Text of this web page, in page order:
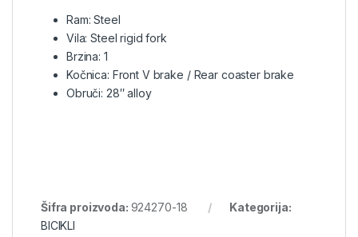
Ram: Steel
Vila: Steel rigid fork
Brzina: 1
Kočnica: Front V brake / Rear coaster brake
Obruči: 28″ alloy
Šifra proizvoda: 924270-18
Kategorija:
BICIKLI